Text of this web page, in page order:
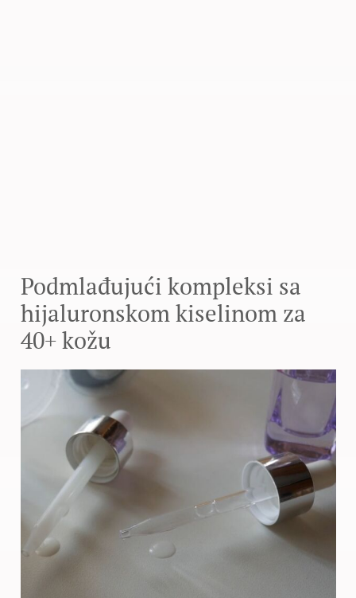
Podmlađujući kompleksi sa
hijaluronskom kiselinom za
40+ kožu